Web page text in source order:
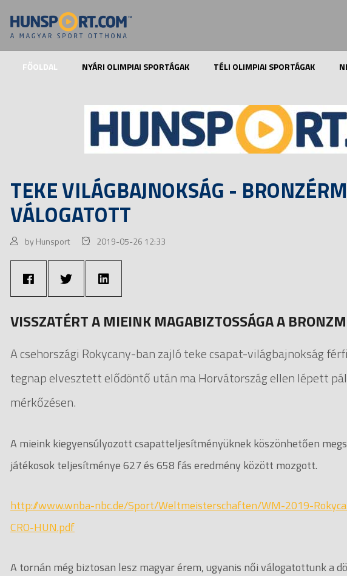
FŐOLDAL NYÁRI OLIMPIAI SPORTÁGAK TÉLI OLIMPIAI SPORTÁGAK
TEKE VILÁGBAJNOKSÁG -
VÁLOGATOTT
by Hunsport 2019-05-26 12:33
VISSZATÉRT A MIEINK MAGABIZTOSSÁGA A
A csehországi Rokycany-ban zajló teke csapat-világbajnokság
tegnap elvesztett elődöntő után ma Horvátország ellen lépett
mérkőzésen.
A mieink kiegyensúlyozott csapatteljesítményüknek köszönhetően
játékosok teljesítménye 627 és 658 fás eredmény között mozgott.
http://www.wnba-nbc.de/Sport/Weltmeisterschaften/WM-2019-
CRO-HUN.pdf
A tornán még biztosan lesz magyar érem, ugyanis női válogatottunk a